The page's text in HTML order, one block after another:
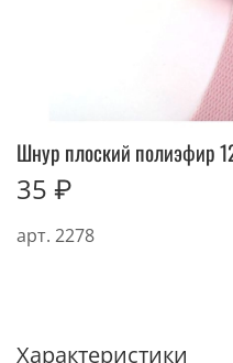
арт. 2278
Шнур плоский полиэфир
35 ₽
Характеристики